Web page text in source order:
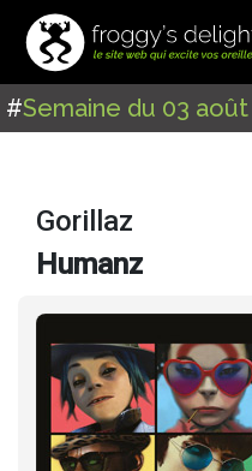
#Semaine du 03
Gorillaz
Humanz